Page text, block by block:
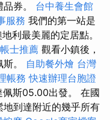
券。 台中養生會館
服務 我們的第一站是
利最美麗的定居點。
士推薦 觀看小鎮後，
。 自助餐外燴 台灣
帳務 快速辦理台胞證
佩斯05.00出發。 在國
到達附近的幾乎所有